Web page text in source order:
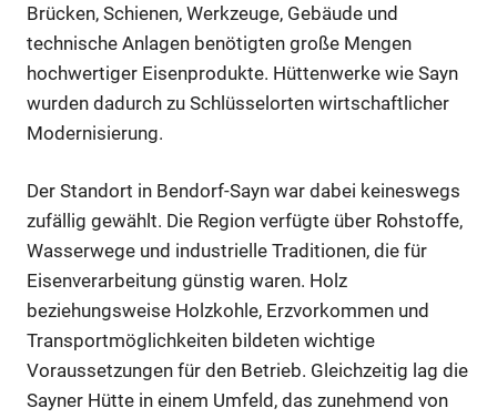
Brücken, Schienen, Werkzeuge, Gebäude und
technische Anlagen benötigten große Mengen
hochwertiger Eisenprodukte. Hüttenwerke wie Sayn
wurden dadurch zu Schlüsselorten wirtschaftlicher
Modernisierung.
Der Standort in Bendorf-Sayn war dabei keineswegs
zufällig gewählt. Die Region verfügte über Rohstoffe,
Wasserwege und industrielle Traditionen, die für
Eisenverarbeitung günstig waren. Holz
beziehungsweise Holzkohle, Erzvorkommen und
Transportmöglichkeiten bildeten wichtige
Voraussetzungen für den Betrieb. Gleichzeitig lag die
Sayner Hütte in einem Umfeld, das zunehmend von